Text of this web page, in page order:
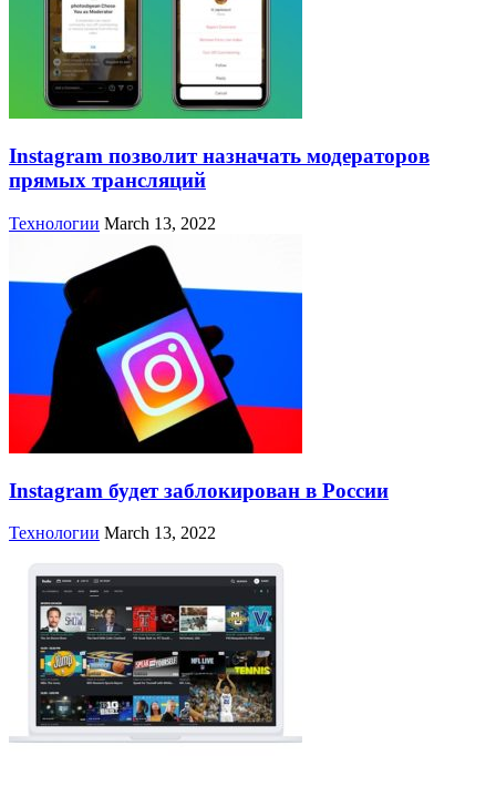
Instagram позволит назначать модераторов
прямых трансляций
Технологии March 13, 2022
Instagram будет заблокирован в России
Технологии March 13, 2022